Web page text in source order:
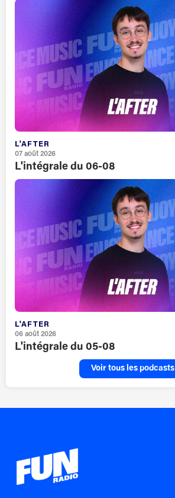
L'AFTER
07 août 2026
L'intégrale du 06-08
L'AFTER
06 août 2026
L'intégrale du 05-08
Voir tous les podcasts